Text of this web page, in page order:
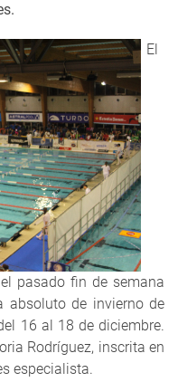
El
pasado fin de semana
absoluto de invierno de
16 al 18 de diciembre.
Rodríguez, inscrita en
especialista.